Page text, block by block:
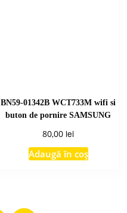
BN59-01342B WCT733M wifi si
buton de pornire SAMSUNG
80,00 lei
Adaugă în coș